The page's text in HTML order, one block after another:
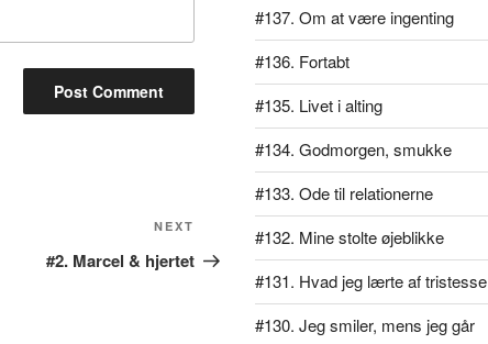
Post
NEXT
#2. Marcel & hjertet
#137. Om at være ingenting
#136. Fortabt
#135. Livet i alting
#134. Godmorgen, smukke
#133. Ode til relationerne
#132. Mine stolte øjeblikke
#131. Hvad jeg lærte af tristesse
#130. Jeg smiler, mens jeg går